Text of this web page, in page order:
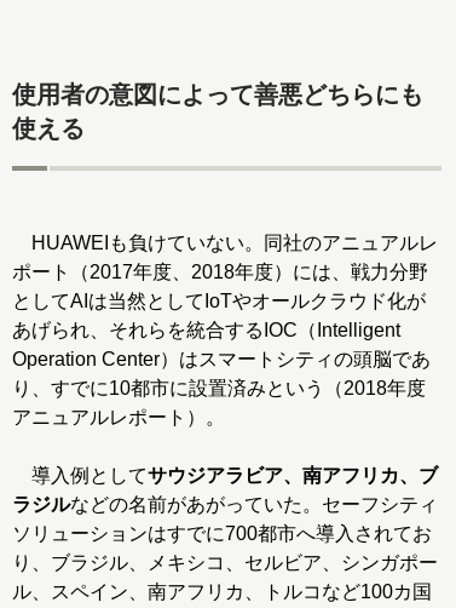
使用者の意図によって善悪どちらにも
使える
HUAWEIも負けていない。同社のアニュアルレ
ポート（2017年度、2018年度）には、戦力分野
としてAIは当然としてIoTやオールクラウド化が
あげられ、それらを統合するIOC（Intelligent
Operation Center）はスマートシティの頭脳であ
り、すでに10都市に設置済みという（2018年度
アニュアルレポート）。
導入例としてサウジアラビア、南アフリカ、ブ
ラジルなどの名前があがっていた。セーフシティ
ソリューションはすでに700都市へ導入されてお
り、ブラジル、メキシコ、セルビア、シンガポー
ル、スペイン、南アフリカ、トルコなど100カ国